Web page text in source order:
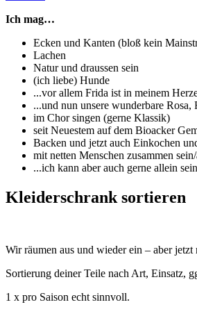
Ich mag…
Ecken und Kanten (bloß kein
Lachen
Natur und draussen sein
(ich liebe) Hunde
...vor allem Frida ist in meinem
...und nun unsere wunderbare
im Chor singen (gerne Klassik)
seit Neuestem auf dem Bioacker
Backen und jetzt auch Einkochen
mit netten Menschen zusammen
...ich kann aber auch gerne allein
Kleiderschrank sortieren
Wir räumen aus und wieder ein – aber
Sortierung deiner Teile nach Art, Einsatz,
1 x pro Saison echt sinnvoll.